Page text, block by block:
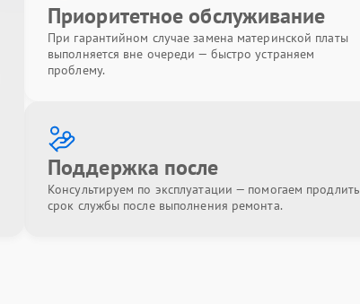
Приоритетное обслуживание
При гарантийном случае замена материнской платы
выполняется вне очереди — быстро устраняем
проблему.
Поддержка после
Консультируем по эксплуатации — помогаем продлить
срок службы после выполнения ремонта.